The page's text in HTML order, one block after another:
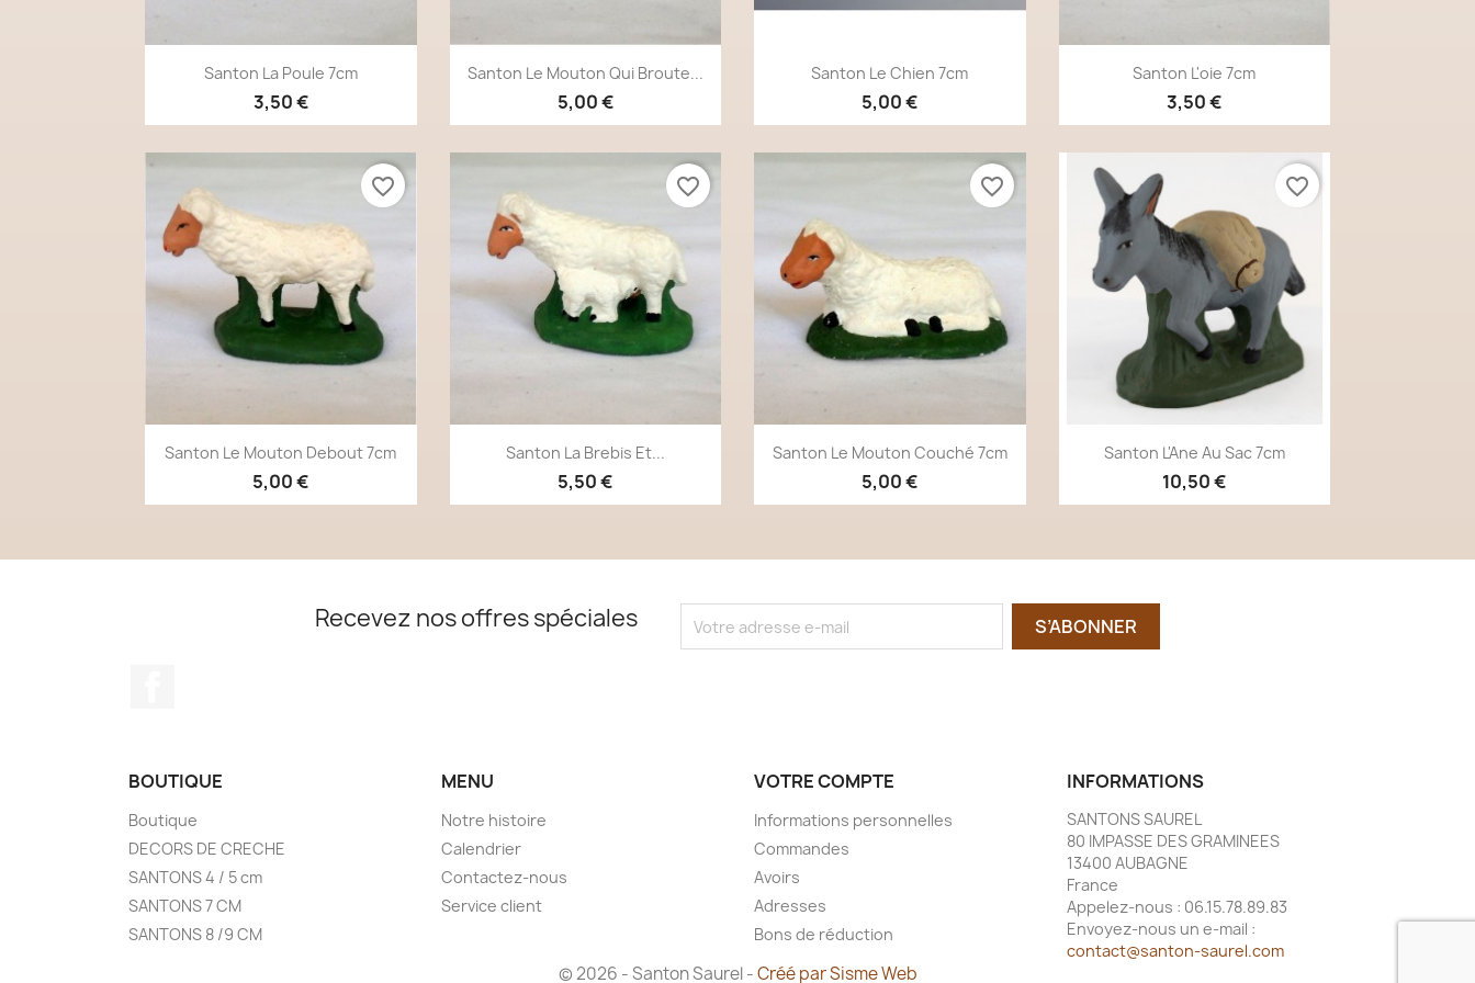
Aperçu rapide
Santon La Poule 7cm
3,50 €
Aperçu rapide
Santon Le Mouton Qui Broute...
5,00 €
Aperçu rapide
Santon Le Chien 7cm
5,00 €
Aperçu rapide
Santon L'oie 7cm
3,50 €
Aperçu rapide
Santon Le Mouton Debout 7cm
5,00 €
favorite_border
Aperçu rapide
Santon La Brebis Et...
5,50 €
favorite_border
Aperçu rapide
Santon Le Mouton Couché 7cm
5,00 €
favorite_border
Aperçu rapide
Santon L'Ane Au Sac 7cm
10,50 €
favorite_border
Recevez nos offres spéciales
BOUTIQUE
Boutique
DECORS DE CRECHE
SANTONS 4 / 5 cm
SANTONS 7 CM
SANTONS 8 /9 CM
MENU
Notre histoire
Calendrier
Contactez-nous
Service client
VOTRE COMPTE
Informations personnelles
Commandes
Avoirs
Adresses
Bons de réduction
INFORMATIONS
SANTONS SAUREL
80 IMPASSE DES GRAMINEES
13400 AUBAGNE
France
Appelez-nous : 06.15.78.89.83
Envoyez-nous un e-mail :
contact@santon-saurel.com
© 2026 - Santon Saurel -Créé par Sisme Web